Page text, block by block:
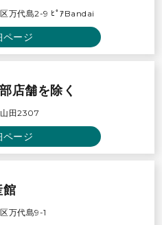
万代島2-9 ﾋﾟｱBandai
ページ
店舗を除く
田2307
ページ
館
万代島9-1